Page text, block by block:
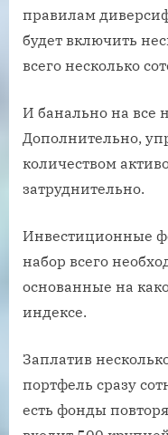
правилам
будет включить
всего несколько
И банально на все
Дополнительно,
количеством
затруднительно.
Инвестиционные
набор всего
основанные на
индексе.
Заплатив
портфель сразу
есть фонды